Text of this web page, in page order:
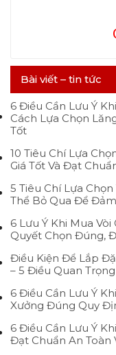
Bài viết – tin tức
6 Điều Cần Lưu Ý
Cách Lựa Chọn
Tốt
10 Tiêu Chí Lựa
Giá Tốt Và Đạt
5 Tiêu Chí Lựa
Thể Bỏ Qua Để
6 Lưu Ý Khi Mua
Quyết Chọn Đúng,
Điều Kiện Để Lắp
– 5 Điều Quan
6 Điều Cần Lưu Ý
Xưởng Đúng Quy
6 Điều Cần Lưu Ý
Đạt Chuẩn An Toàn